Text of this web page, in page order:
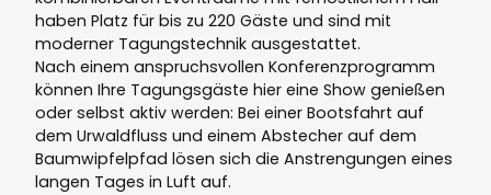
haben Platz für bis zu 220 Gäste und sind mit
moderner Tagungstechnik ausgestattet.
Nach einem anspruchsvollen Konferenzprogramm
können Ihre Tagungsgäste hier eine Show genießen
oder selbst aktiv werden: Bei einer Bootsfahrt auf
dem Urwaldfluss und einem Abstecher auf dem
Baumwipfelpfad lösen sich die Anstrengungen eines
langen Tages in Luft auf.